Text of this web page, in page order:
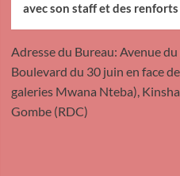
avec son staff et des
Adresse du Bureau: Avenue du
Boulevard du 30 juin en face
galeries Mwana Nteba),
Gombe (RDC)